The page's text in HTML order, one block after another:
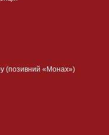
(позивний «Монах»)